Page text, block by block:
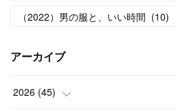
（2022）男の服と、いい時間 (10)
アーカイブ
2026 (45)